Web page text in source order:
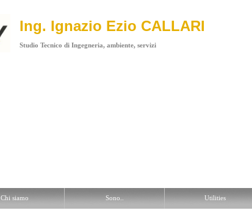
Ing. Ignazio Ezio CALLARI
Studio Tecnico di Ingegneria, ambiente, servizi
Chi siamo Sono.. Utilities